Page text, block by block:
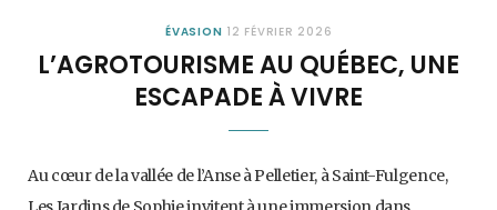
ÉVASION 12 FÉVRIER 2026
L’AGROTOURISME AU QUÉBEC, UNE
ESCAPADE À VIVRE
Au cœur de la vallée de l’Anse à Pelletier, à Saint-Fulgence,